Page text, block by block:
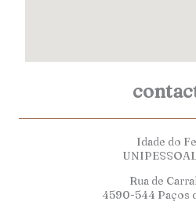
Idade do
Rua de
4590-544 Paços